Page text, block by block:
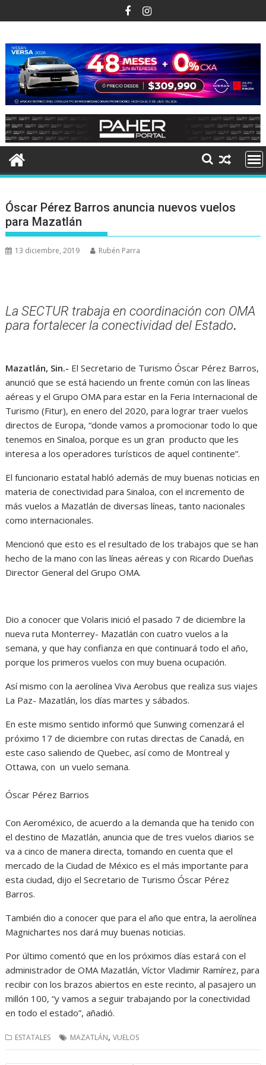
al
Óscar Pérez Barros anuncia nuevos vuelos
para Mazatlán
13 diciembre, 2019 Rubén Parra
La SECTUR trabaja en coordinación con OMA
para fortalecer la conectividad del Estado.
Mazatlán, Sin.- El Secretario de Turismo Óscar Pérez Barros,
anunció que se está haciendo un frente común con las líneas
aéreas y el Grupo OMA para estar en la Feria Internacional de
Turismo (Fitur), en enero del 2020, para lograr traer vuelos
directos de Europa, “donde vamos a promocionar todo lo que
tenemos en Sinaloa, porque es un gran producto que les
interesa a los operadores turísticos de aquel continente”.
El funcionario estatal habló además de muy buenas noticias en
materia de conectividad para Sinaloa, con el incremento de
más vuelos a Mazatlán de diversas líneas, tanto nacionales
como internacionales.
Mencionó que esto es el resultado de los trabajos que se han
hecho de la mano con las líneas aéreas y con Ricardo Dueñas
Director General del Grupo OMA.
Dio a conocer que Volaris inició el pasado 7 de diciembre la
nueva ruta Monterrey- Mazatlán con cuatro vuelos a la
semana, y que hay confianza en que continuará todo el año,
porque los primeros vuelos con muy buena ocupación.
Así mismo con la aerolínea Viva Aerobus que realiza sus viajes
La Paz- Mazatlán, los días martes y sábados.
En este mismo sentido informó que Sunwing comenzará el
próximo 17 de diciembre con rutas directas de Canadá, en
este caso saliendo de Quebec, así como de Montreal y
Ottawa, con un vuelo semana.
Óscar Pérez Barrios
Con Aeroméxico, de acuerdo a la demanda que ha tenido con
el destino de Mazatlán, anuncia que de tres vuelos diarios se
va a cinco de manera directa, tomando en cuenta que el
mercado de la Ciudad de México es el más importante para
esta ciudad, dijo el Secretario de Turismo Óscar Pérez
Barros.
También dio a conocer que para el año que entra, la aerolínea
Magnichartes nos dará muy buenas noticias.
Por último comentó que en los próximos días estará con el
administrador de OMA Mazatlán, Víctor Vladimir Ramírez, para
recibir con los brazos abiertos en este recinto, al pasajero un
millón 100, “y vamos a seguir trabajando por la conectividad
en todo el estado”, añadió.
ESTATALES MAZATLÁN,VUELOS